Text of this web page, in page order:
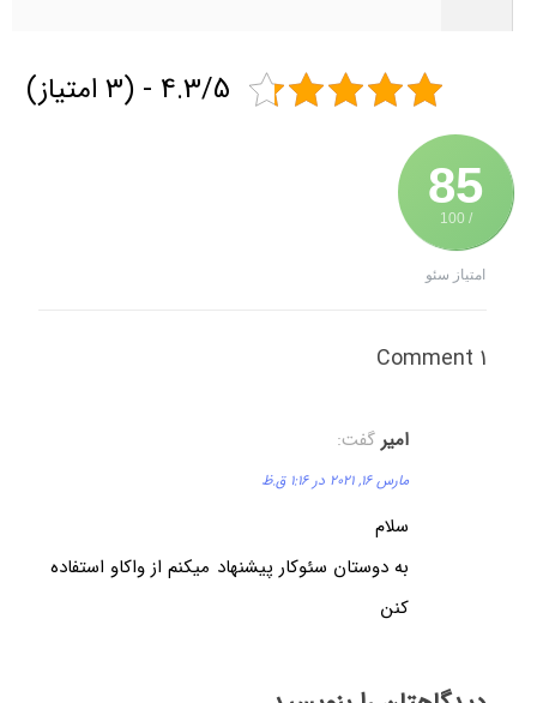
4.3/5 - (3 امتیاز)
85
/ 100
امتیاز سئو
امیر گفت:
مارس 16, 2021 در 1:16 ق.ظ
سلام
به دوستان سئوکار پیشنهاد میکنم از واکاو استفاده
کنن